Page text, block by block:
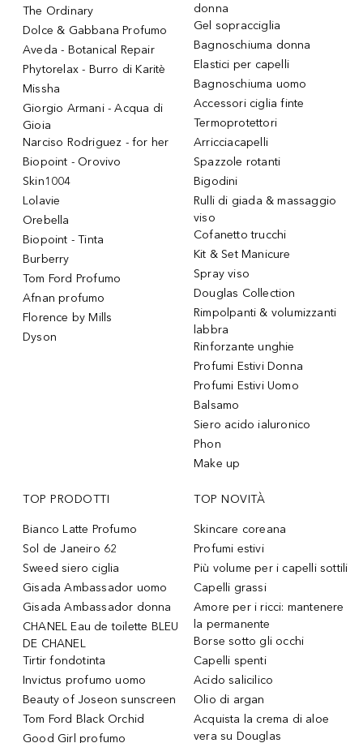
The Ordinary
Dolce & Gabbana Profumo
Aveda - Botanical Repair
Phytorelax - Burro di Karitè
Missha
Giorgio Armani - Acqua di
Gioia
Narciso Rodriguez - for her
Biopoint - Orovivo
Skin1004
Lolavie
Orebella
Biopoint - Tinta
Burberry
Tom Ford Profumo
Afnan profumo
Florence by Mills
Dyson
donna
Gel sopracciglia
Bagnoschiuma donna
Elastici per capelli
Bagnoschiuma uomo
Accessori ciglia finte
Termoprotettori
Arricciacapelli
Spazzole rotanti
Bigodini
Rulli di giada & massaggio
viso
Cofanetto trucchi
Kit & Set Manicure
Spray viso
Douglas Collection
Rimpolpanti & volumizzanti
labbra
Rinforzante unghie
Profumi Estivi Donna
Profumi Estivi Uomo
Balsamo
Siero acido ialuronico
Phon
Make up
TOP PRODOTTI
Bianco Latte Profumo
Sol de Janeiro 62
Sweed siero ciglia
Gisada Ambassador uomo
Gisada Ambassador donna
CHANEL Eau de toilette BLEU
DE CHANEL
Tirtir fondotinta
Invictus profumo uomo
Beauty of Joseon sunscreen
Tom Ford Black Orchid
Good Girl profumo
TOP NOVITÀ
Skincare coreana
Profumi estivi
Più volume per i capelli sottili
Capelli grassi
Amore per i ricci: mantenere
la permanente
Borse sotto gli occhi
Capelli spenti
Acido salicilico
Olio di argan
Acquista la crema di aloe
vera su Douglas